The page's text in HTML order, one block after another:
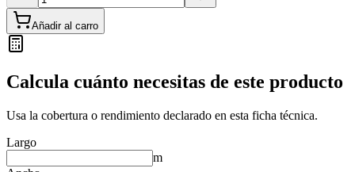
Añadir al carro
Calcula cuánto necesitas de este producto
Usa la cobertura o rendimiento declarado en esta ficha técnica.
Largo
m